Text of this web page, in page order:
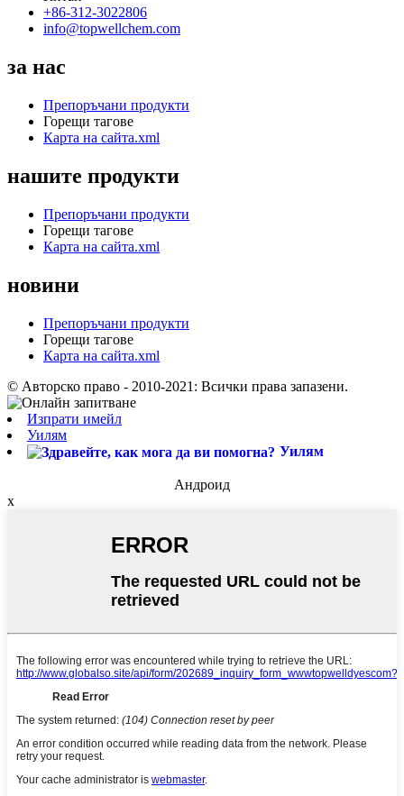
+86-312-3022806
info@topwellchem.com
за нас
Препоръчани продукти
Горещи тагове
Карта на сайта.xml
нашите продукти
Препоръчани продукти
Горещи тагове
Карта на сайта.xml
новини
Препоръчани продукти
Горещи тагове
Карта на сайта.xml
© Авторско право - 2010-2021: Всички права запазени.
Изпрати имейл
Уилям
Уилям
Андроид
x